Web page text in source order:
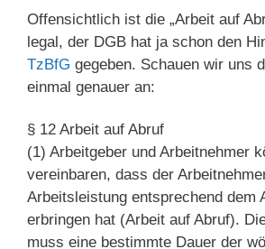
Offensichtlich ist die „Arbeit auf
legal, der DGB hat ja schon den
TzBfG gegeben. Schauen wir uns
einmal genauer an:
§ 12 Arbeit auf Abruf
(1) Arbeitgeber und Arbeitnehmer
vereinbaren, dass der
Arbeitsleistung entsprechend dem
erbringen hat (Arbeit auf Abruf).
muss eine bestimmte Dauer der